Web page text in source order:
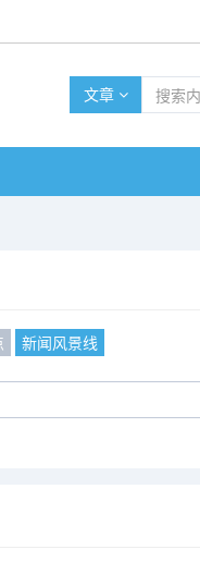
文章
新闻风景线